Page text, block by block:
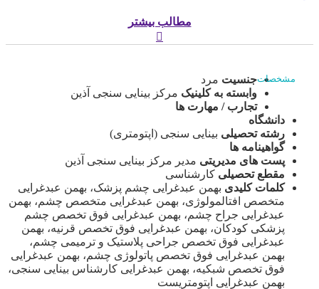
مطالب بیشتر
مشخصاتجنسیت مرد
وابسته به کلینیک مرکز بینایی سنجی آذین
تجارب / مهارت ها
دانشگاه
رشته تحصیلی بینایی سنجی (اپتومتری)
گواهینامه ها
پست های مدیریتی مدیر مرکز بینایی سنجی آذین
مقطع تحصیلی کارشناسی
کلمات کلیدی بهمن عبدغرایی چشم پزشک، بهمن عبدغرایی
متخصص افتالمولوژی، بهمن عبدغرایی متخصص چشم، بهمن
عبدغرایی جراح چشم، بهمن عبدغرایی فوق تخصص چشم
پزشکی کودکان، بهمن عبدغرایی فوق تخصص قرنیه، بهمن
عبدغرایی فوق تخصص جراحی پلاستیک و ترمیمی چشم،
بهمن عبدغرایی فوق تخصص پاتولوژی چشم، بهمن عبدغرایی
فوق تخصص شبکیه، بهمن عبدغرایی کارشناس بینایی سنجی،
بهمن عبدغرایی اپتومتریست